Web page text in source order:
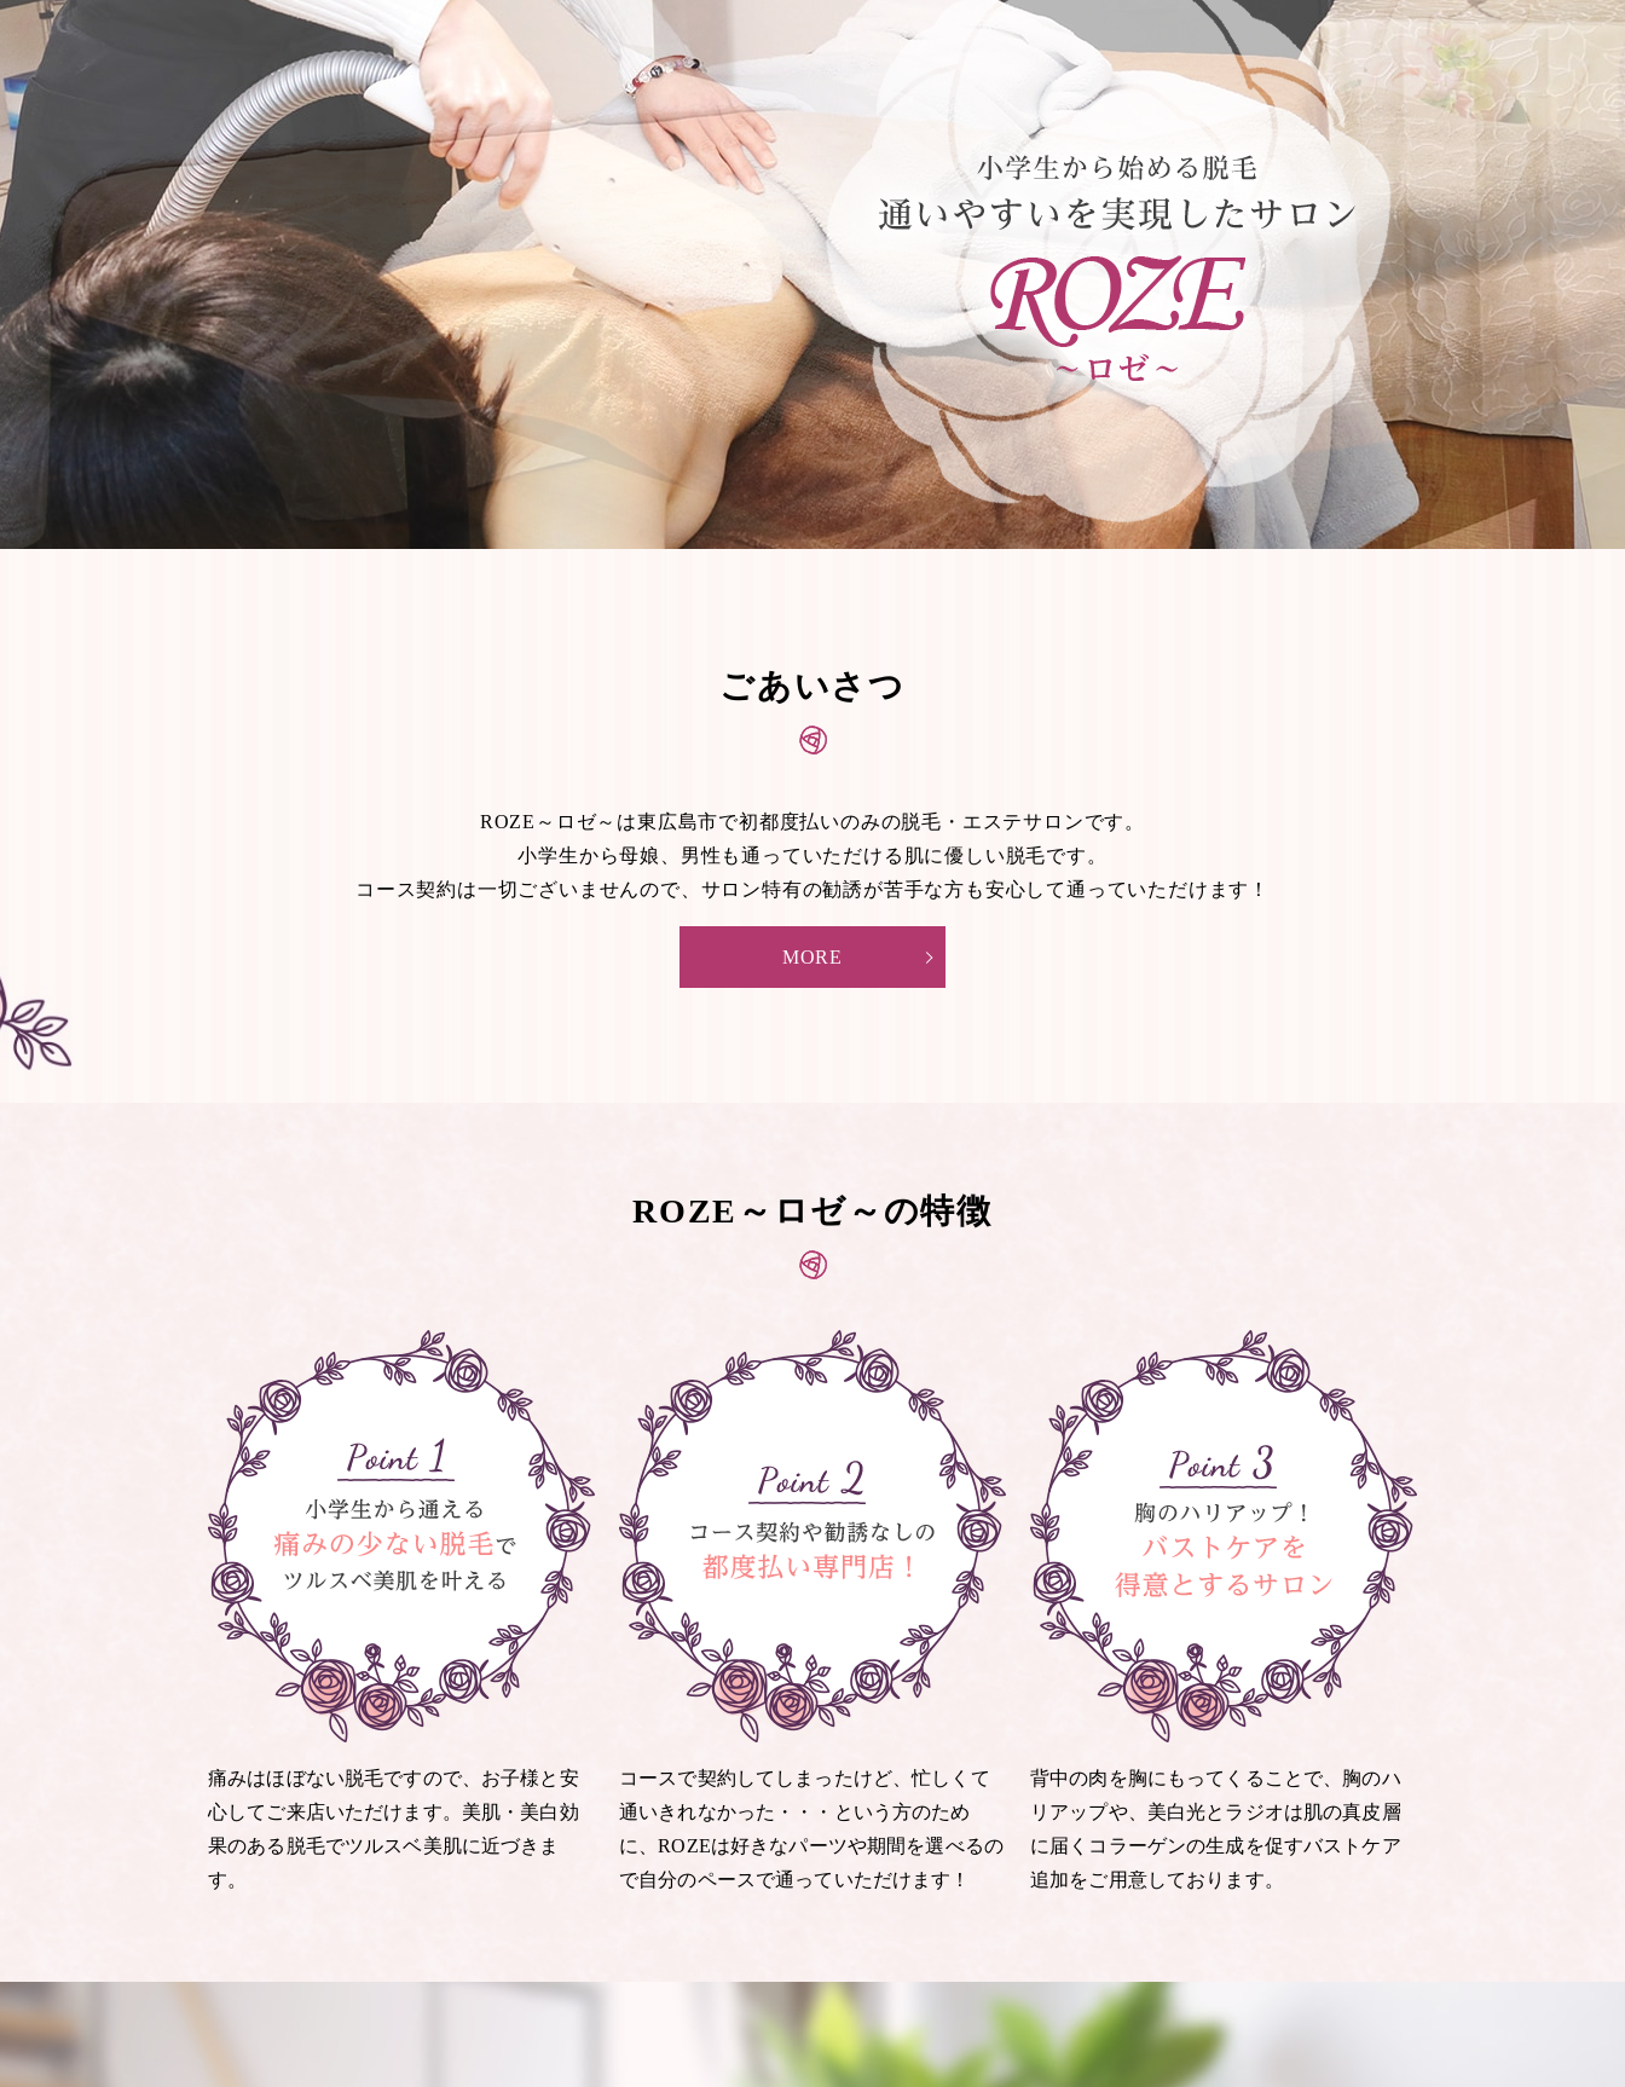
ごあいさつ
ROZE～ロゼ～は東広島市で初都度払いのみの脱毛・エステサロンです。
小学生から母娘、男性も通っていただける肌に優しい脱毛です。
コース契約は一切ございませんので、サロン特有の勧誘が苦手な方も安心して通っていただけます！
MORE
ROZE～ロゼ～の特徴
痛みはほぼない脱毛ですので、お子様と安
心してご来店いただけます。美肌・美白効
果のある脱毛でツルスベ美肌に近づきま
す。
コースで契約してしまったけど、忙しくて
通いきれなかった・・・という方のため
に、ROZEは好きなパーツや期間を選べるの
で自分のペースで通っていただけます！
背中の肉を胸にもってくることで、胸のハ
リアップや、美白光とラジオは肌の真皮層
に届くコラーゲンの生成を促すバストケア
追加をご用意しております。